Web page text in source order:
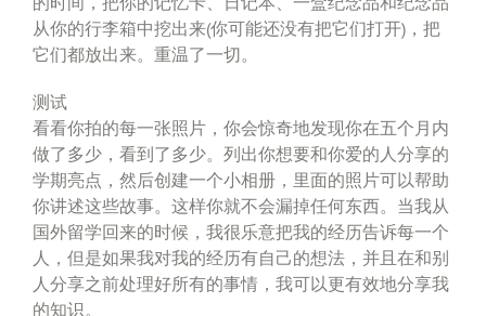
从你的行李箱中挖出来(你可能还没有把它们打开)，把
它们都放出来。重温了一切。
测试
看看你拍的每一张照片，你会惊奇地发现你在五个月内
做了多少，看到了多少。列出你想要和你爱的人分享的
学期亮点，然后创建一个小相册，里面的照片可以帮助
你讲述这些故事。这样你就不会漏掉任何东西。当我从
国外留学回来的时候，我很乐意把我的经历告诉每一个
人，但是如果我对我的经历有自己的想法，并且在和别
人分享之前处理好所有的事情，我可以更有效地分享我
的知识。